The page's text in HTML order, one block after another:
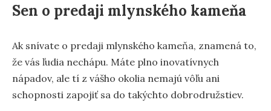
Sen o predaji mlynského kameňa
Ak snívate o predaji mlynského kameňa, znamená to,
že vás ľudia nechápu. Máte plno inovatívnych
nápadov, ale tí z vášho okolia nemajú vôľu ani
schopnosti zapojiť sa do takýchto dobrodružstiev.